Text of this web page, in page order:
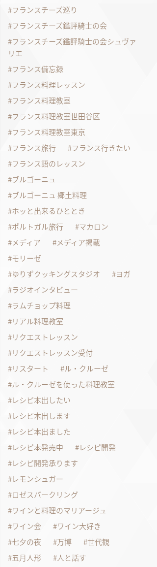
フランスチーズ巡り
フランスチーズ鑑評騎士の会
フランスチーズ鑑評騎士の会シュヴァ
リエ
フランス備忘録
フランス料理レッスン
フランス料理教室
フランス料理教室世田谷区
フランス料理教室東京
フランス旅行
フランス行きたい
フランス語のレッスン
ブルゴーニュ
ブルゴーニュ 郷土料理
ホッと出来るひととき
ポルトガル旅行
マカロン
メディア
メディア掲載
モリーゼ
ゆりずクッキングスタジオ
ヨガ
ラジオインタビュー
ラムチョップ料理
リアル料理教室
リクエストレッスン
リクエストレッスン受付
リスタート
ル・クルーゼ
ル・クルーゼを使った料理教室
レシピ本出したい
レシピ本出します
レシピ本出ました
レシピ本発売中
レシピ開発
レシピ開発承ります
レモンシュガー
ロゼスパークリング
ワインと料理のマリアージュ
ワイン会
ワイン大好き
七夕の夜
万博
世代観
五月人形
人と話す